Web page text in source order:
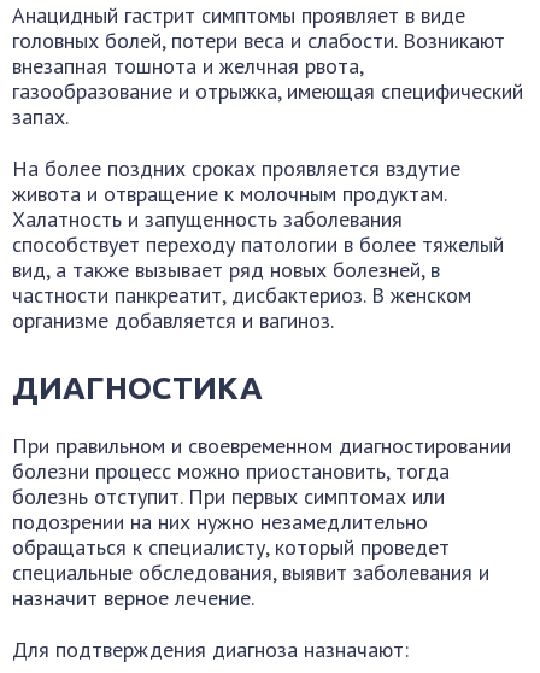
Анацидный гастрит симптомы проявляет в виде
головных болей, потери веса и слабости. Возникают
внезапная тошнота и желчная рвота,
газообразование и отрыжка, имеющая специфический
запах.
На более поздних сроках проявляется вздутие
живота и отвращение к молочным продуктам.
Халатность и запущенность заболевания
способствует переходу патологии в более тяжелый
вид, а также вызывает ряд новых болезней, в
частности панкреатит, дисбактериоз. В женском
организме добавляется и вагиноз.
ДИАГНОСТИКА
При правильном и своевременном диагностировании
болезни процесс можно приостановить, тогда
болезнь отступит. При первых симптомах или
подозрении на них нужно незамедлительно
обращаться к специалисту, который проведет
специальные обследования, выявит заболевания и
назначит верное лечение.
Для подтверждения диагноза назначают: